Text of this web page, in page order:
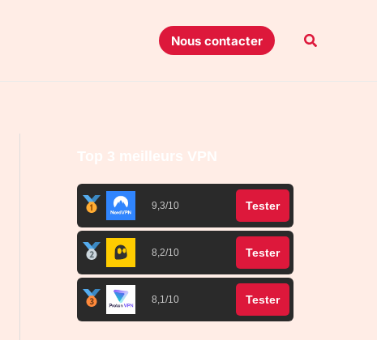
Nous contacter
Top 3 meilleurs VPN
9,3/10 Tester
8,2/10 Tester
8,1/10 Tester